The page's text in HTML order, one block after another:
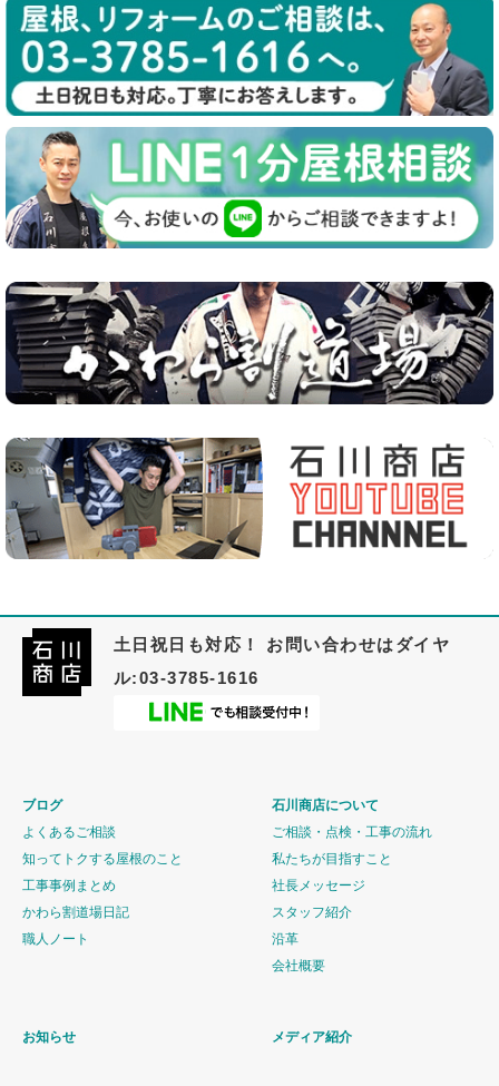
土日祝日も対応！ お問い合わせはダイヤ
ル:03-3785-1616
ブログ
よくあるご相談
知ってトクする屋根のこと
工事事例まとめ
かわら割道場日記
職人ノート
石川商店について
ご相談・点検・工事の流れ
私たちが目指すこと
社長メッセージ
スタッフ紹介
沿革
会社概要
お知らせ メディア紹介